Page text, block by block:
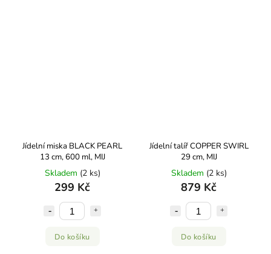
Jídelní miska BLACK PEARL
13 cm, 600 ml, MIJ
Skladem (2 ks)
299 Kč
Do košíku
Jídelní talíř COPPER SWIRL
29 cm, MIJ
Skladem (2 ks)
879 Kč
Do košíku